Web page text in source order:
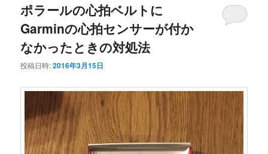
ポラールの心拍ベルトに
Garminの心拍センサーが付か
なかったときの対処法
投稿日時:2016年3月15日